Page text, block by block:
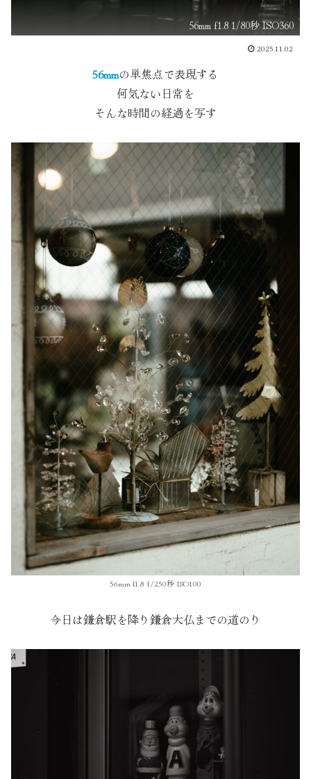
56mm f1.8 1/80秒 ISO360
2025.11.02
56mmの単焦点で表現する
何気ない日常を
そんな時間の経過を写す
56mm f1.8 1/250秒 ISO100
今日は鎌倉駅を降り鎌倉大仏までの道のり